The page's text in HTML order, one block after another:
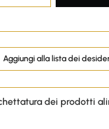
Aggiungi alla lista dei
dei prodotti